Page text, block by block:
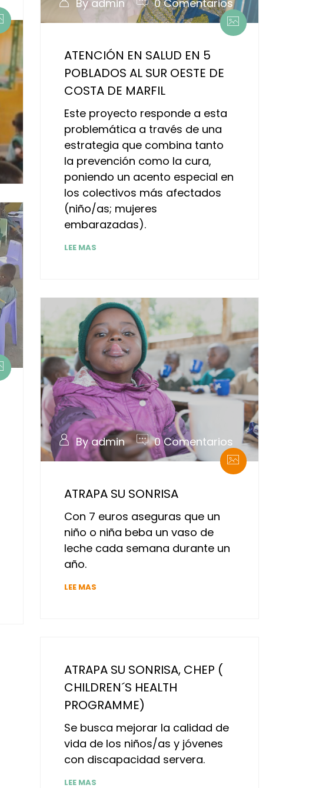
By admin 0 Comentarios
ATENCIÓN EN SALUD EN 5
POBLADOS AL SUR OESTE DE
COSTA DE MARFIL
Este proyecto responde a esta
problemática a través de una
estrategia que combina tanto
la prevención como la cura,
poniendo un acento especial en
los colectivos más afectados
(niño/as; mujeres
embarazadas).
LEE MAS
By admin 0 Comentarios
ATRAPA SU SONRISA
Con 7 euros aseguras que un
niño o niña beba un vaso de
leche cada semana durante un
año.
LEE MAS
ATRAPA SU SONRISA, CHEP (
CHILDREN´S HEALTH
PROGRAMME)
Se busca mejorar la calidad de
vida de los niños/as y jóvenes
con discapacidad servera.
LEE MAS